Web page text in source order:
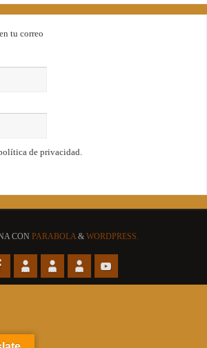
tu correo
de privacidad.
CON PARABOLA & WORDPRESS.